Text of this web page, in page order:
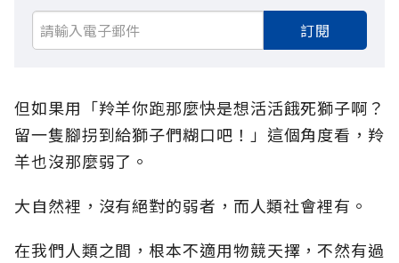
訂閱
但如果用「羚羊你跑那麼快是想活活餓死獅子啊？
留一隻腳拐到給獅子們糊口吧！」這個角度看，羚
羊也沒那麼弱了。
大自然裡，沒有絕對的弱者，而人類社會裡有。
在我們人類之間，根本不適用物競天擇，不然有過